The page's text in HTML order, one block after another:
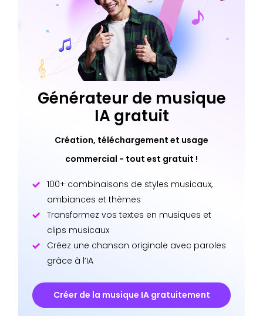
Générateur de musique
IA gratuit
Création, téléchargement et usage
commercial - tout est gratuit !
100+ combinaisons de styles musicaux,
ambiances et thèmes
Transformez vos textes en musiques et
clips musicaux
Créez une chanson originale avec paroles
grâce à l’IA
Créer de la musique IA gratuitement